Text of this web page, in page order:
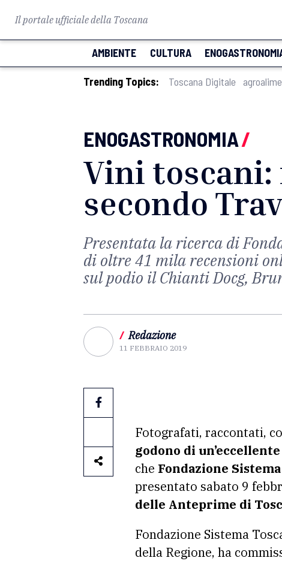
Il portale ufficiale della Toscana
AMBIENTE CULTURA
Trending Topics: Toscana Digitale
ENOGASTRONOMIA/
Vini toscani:
secondo
Presentata la ricerca di
di oltre 41 mila recensioni
sul podio il Chianti Docg,
/ Redazione
11 FEBBRAIO 2019
Fotografati, raccontati,
godono di
che Fondazione
presentato sabato 9
delle Anteprime di
Fondazione Sistema
della Regione, ha